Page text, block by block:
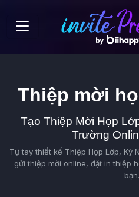
Thiệp mời
Tạo Thiệp Mời Họp
Trường
Tự tay thiết kế Thiệp Họp Lớp, Kỷ
gửi thiệp mời online, đặt in thiệp
bạn.